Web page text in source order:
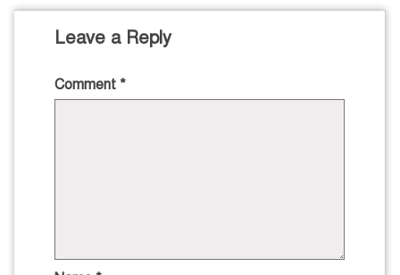
Leave a Reply
Comment *